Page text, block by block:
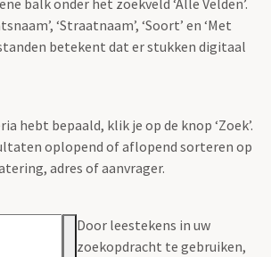
‘Straatnaam’, ‘Soort’ en ‘Met
betekent dat er stukken digitaal
hebt bepaald, klik je op de knop ‘Zoek’.
oplopend of aflopend sorteren op
adres of aanvrager.
Door leestekens in uw
zoekopdracht te gebruiken,